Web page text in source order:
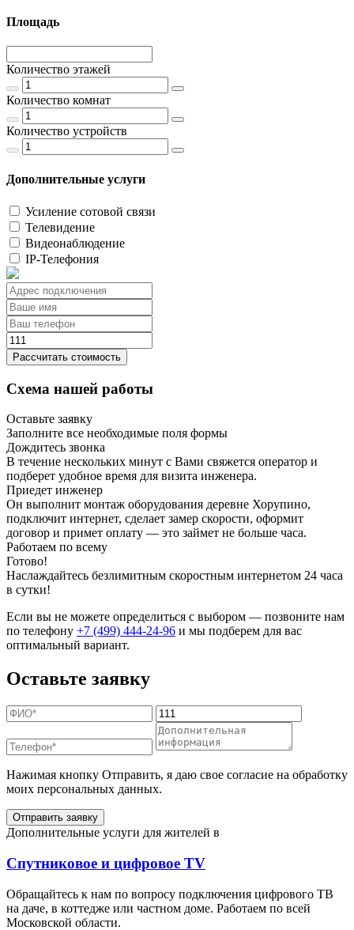
Площадь
Количество этажей
Количество комнат
Количество устройств
Дополнительные услуги
Усиление сотовой связи
Телевидение
Видеонаблюдение
IP-Телефония
Рассчитать стоимость
Схема нашей работы
Оставьте заявку
Заполните все необходимые поля формы
Дождитесь звонка
В течение нескольких минут с Вами свяжется оператор и
подберет удобное время для визита инженера.
Приедет инженер
Он выполнит монтаж оборудования деревне Хорупино,
подключит интернет, сделает замер скорости, оформит
договор и примет оплату — это займет не больше часа.
Работаем по всему
Готово!
Наслаждайтесь безлимитным скоростным интернетом 24 часа
в сутки!
Если вы не можете определиться с выбором — позвоните нам
по телефону +7 (499) 444-24-96 и мы подберем для вас
оптимальный вариант.
Оставьте заявку
Нажимая кнопку Отправить, я даю свое согласие на обработку
моих персональных данных.
Отправить заявку
Дополнительные услуги для жителей в
Спутниковое и цифровое TV
Обращайтесь к нам по вопросу подключения цифрового ТВ
на даче, в коттедже или частном доме. Работаем по всей
Московской области.